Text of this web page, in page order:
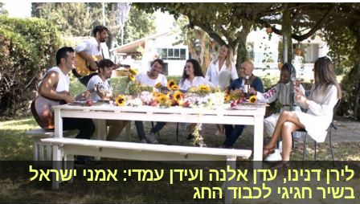
לירן דנינו, עדן אלנה ועידן עמדי: אמני ישראל
בשיר חגיגי לכבוד החג